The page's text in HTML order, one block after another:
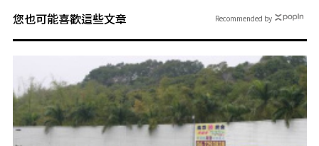
您也可能喜歡這些文章 Recommended by